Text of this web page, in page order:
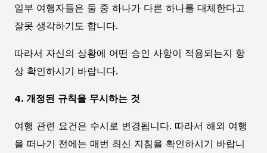
일부 여행자들은 둘 중 하나가 다른 하나를 대체한다고
잘못 생각하기도 합니다.
따라서 자신의 상황에 어떤 승인 사항이 적용되는지 항
상 확인하시기 바랍니다.
4. 개정된 규칙을 무시하는 것
여행 관련 요건은 수시로 변경됩니다. 따라서 해외 여행
을 떠나기 전에는 매번 최신 지침을 확인하시기 바랍니